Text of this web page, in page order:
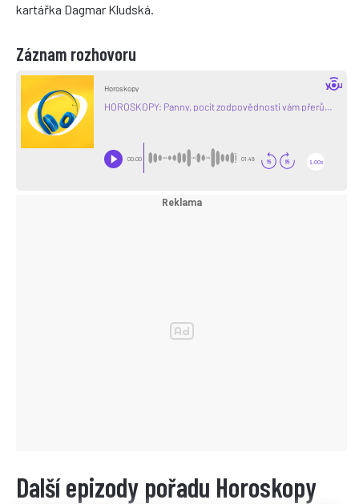
kartářka Dagmar Kludská.
Záznam rozhovoru
Další epizody pořadu Horoskopy